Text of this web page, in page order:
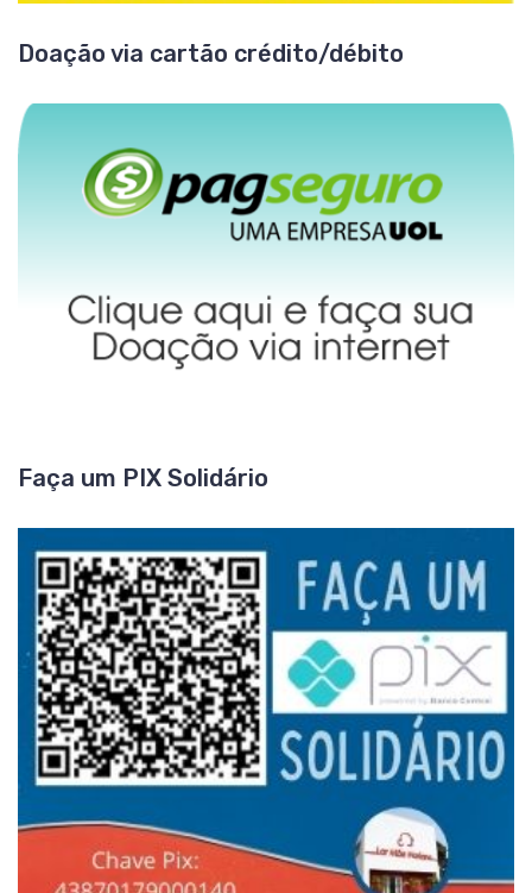
Doação via cartão crédito/débito
Faça um PIX Solidário